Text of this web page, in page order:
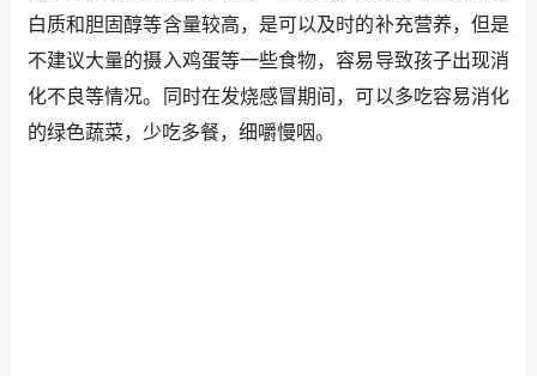
白质和胆固醇等含量较高，是可以及时的补充营养，但是
不建议大量的摄入鸡蛋等一些食物，容易导致孩子出现消
化不良等情况。同时在发烧感冒期间，可以多吃容易消化
的绿色蔬菜，少吃多餐，细嚼慢咽。